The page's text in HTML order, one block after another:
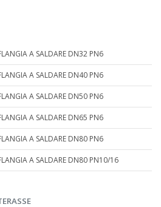
A SALDARE DN32 PN6
A SALDARE DN40 PN6
A SALDARE DN50 PN6
A SALDARE DN65 PN6
A SALDARE DN80 PN6
A SALDARE DN80 PN10/16